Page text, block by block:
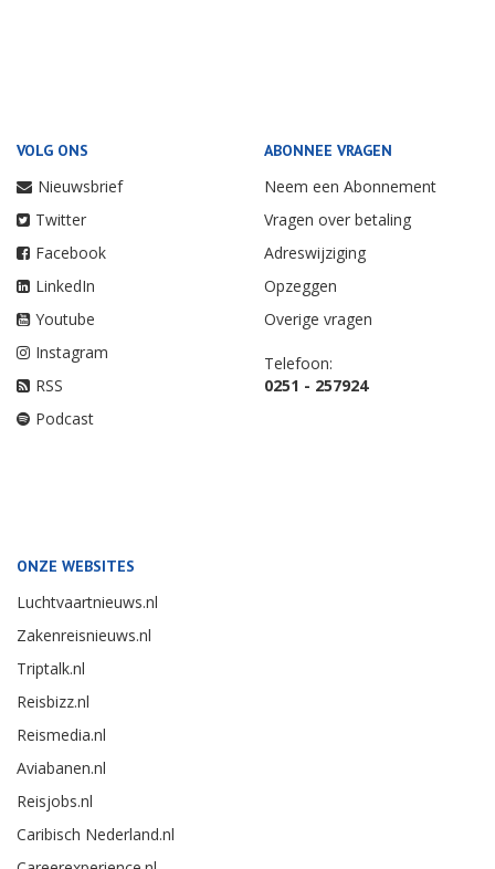
VOLG ONS
Nieuwsbrief
Twitter
Facebook
LinkedIn
Youtube
Instagram
RSS
Podcast
ABONNEE VRAGEN
Neem een Abonnement
Vragen over betaling
Adreswijziging
Opzeggen
Overige vragen
Telefoon:
0251 - 257924
ONZE WEBSITES
Luchtvaartnieuws.nl
Zakenreisnieuws.nl
Triptalk.nl
Reisbizz.nl
Reismedia.nl
Aviabanen.nl
Reisjobs.nl
Caribisch Nederland.nl